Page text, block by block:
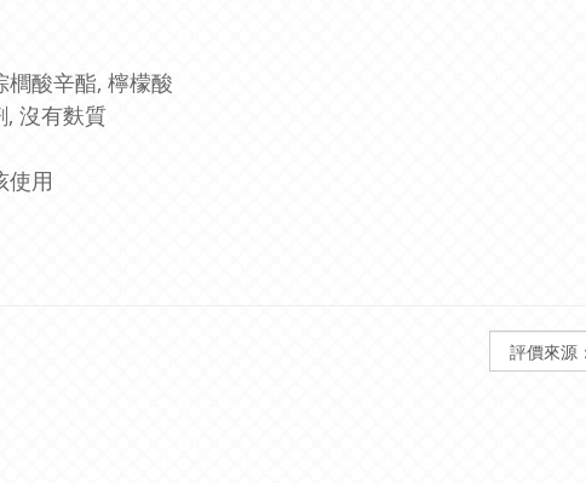
櫚酸辛酯, 檸檬酸
, 沒有麩質
使用